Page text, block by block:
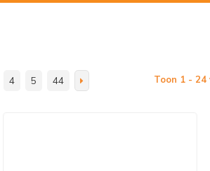
4 5 44 Toon 1 - 24